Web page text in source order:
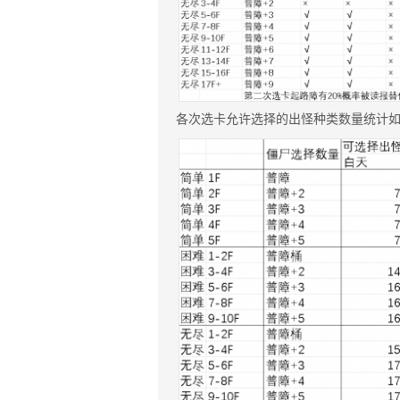
各次选卡允许选择的出怪种类数量统计